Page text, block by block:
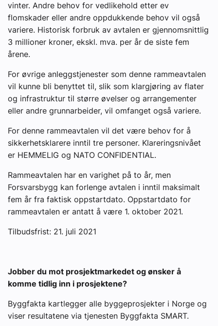
vinter. Andre behov for vedlikehold etter ev
flomskader eller andre oppdukkende behov vil også
variere. Historisk forbruk av avtalen er gjennomsnittlig
3 millioner kroner, ekskl. mva. per år de siste fem
årene.
For øvrige anleggstjenester som denne rammeavtalen
vil kunne bli benyttet til, slik som klargjøring av flater
og infrastruktur til større øvelser og arrangementer
eller andre grunnarbeider, vil omfanget også variere.
For denne rammeavtalen vil det være behov for å
sikkerhetsklarere inntil tre personer. Klareringsnivået
er HEMMELIG og NATO CONFIDENTIAL.
Rammeavtalen har en varighet på to år, men
Forsvarsbygg kan forlenge avtalen i inntil maksimalt
fem år fra faktisk oppstartdato. Oppstartdato for
rammeavtalen er antatt å være 1. oktober 2021.
Tilbudsfrist: 21. juli 2021
Jobber du mot prosjektmarkedet og ønsker å
komme tidlig inn i prosjektene?
Byggfakta kartlegger alle byggeprosjekter i Norge og
viser resultatene via tjenesten Byggfakta SMART.